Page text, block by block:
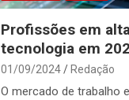
Profissões em
tecnologia em
01/09/2024 Redação
O mercado de trabalho